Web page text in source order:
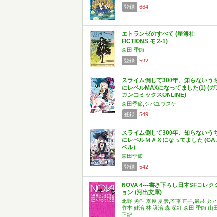
登録 664
エトランゼのすべて (星海社
FICTIONS モ 2-1)
森田 季節
登録
592
スライム倒して300年、知らないう
にレベルMAXになってました(1) (ガ
ガンコミックスONLINE)
森田季節,シバユウスケ
登録
549
スライム倒して300年、知らないう
にレベルＭＡＸになってました (GA
ベル)
森田季節
登録
542
NOVA 4---書き下ろし日本SFコレク
ョン (河出文庫)
北野 勇作,京極 夏彦,斉藤 直子,最果 タヒ,
竹本 健治,林 譲治,森 深紅,森田 季節,山
正紀